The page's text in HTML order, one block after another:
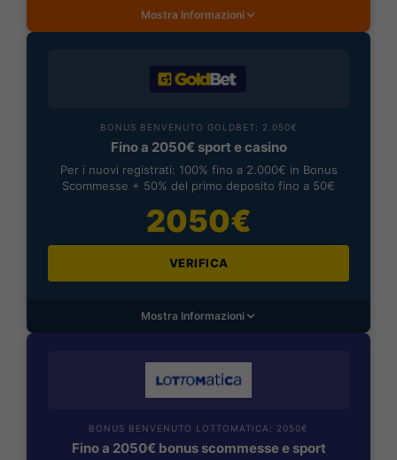
Mostra Informazioni
BONUS BENVENUTO GOLDBET: 2.050€
Fino a 2050€ sport e casino
Per i nuovi registrati: 100% fino a 2.000€ in Bonus
Scommesse + 50% del primo deposito fino a 50€
2050€
VERIFICA
Mostra Informazioni
BONUS BENVENUTO LOTTOMATICA: 2050€
Fino a 2050€ bonus scommesse e sport